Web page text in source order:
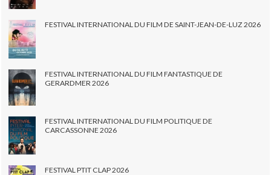
FESTIVAL INTERNATIONAL DU FILM DE SAINT-JEAN-DE-LUZ 2026
FESTIVAL INTERNATIONAL DU FILM FANTASTIQUE DE
GERARDMER 2026
FESTIVAL INTERNATIONAL DU FILM POLITIQUE DE
CARCASSONNE 2026
FESTIVAL PTIT CLAP 2026